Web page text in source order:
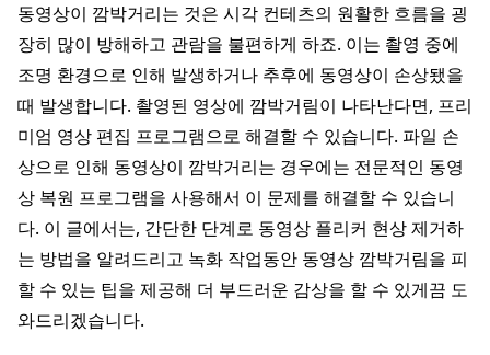
동영상이 깜박거리는 것은 시각 컨테츠의 원활한 흐름을 굉
장히 많이 방해하고 관람을 불편하게 하죠. 이는 촬영 중에
조명 환경으로 인해 발생하거나 추후에 동영상이 손상됐을
때 발생합니다. 촬영된 영상에 깜박거림이 나타난다면, 프리
미엄 영상 편집 프로그램으로 해결할 수 있습니다. 파일 손
상으로 인해 동영상이 깜박거리는 경우에는 전문적인 동영
상 복원 프로그램을 사용해서 이 문제를 해결할 수 있습니
다. 이 글에서는, 간단한 단계로 동영상 플리커 현상 제거하
는 방법을 알려드리고 녹화 작업동안 동영상 깜박거림을 피
할 수 있는 팁을 제공해 더 부드러운 감상을 할 수 있게끔 도
와드리겠습니다.